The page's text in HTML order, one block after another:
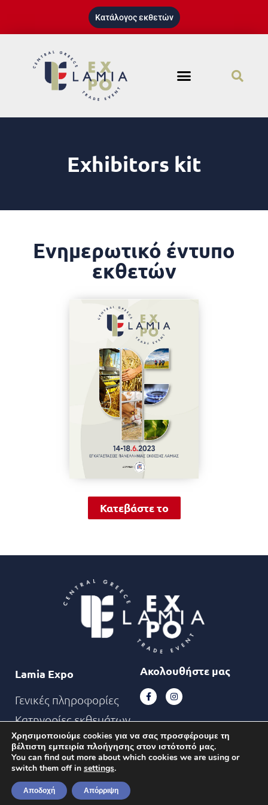
Κατάλογος εκθετών
Exhibitors kit
Ενημερωτικό έντυπο
εκθετών
Κατεβάστε το
Lamia Expo
Γενικές πληροφορίες
Κατηγορίες εκθεμάτων
Επικοινωνία
Ακολουθήστε μας
Copyright © HELEXPO
Χρησιμοποιούμε cookies για να σας προσφέρουμε τη
βέλτιστη εμπειρία πλοήγησης στον ιστότοπό μας.
You can find out more about which cookies we are using or
switch them off in settings.
Αποδοχή Απόρριψη